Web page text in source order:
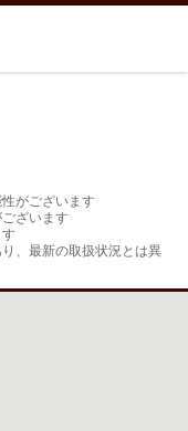
がございます
ざいます
、最新の取扱状況とは異